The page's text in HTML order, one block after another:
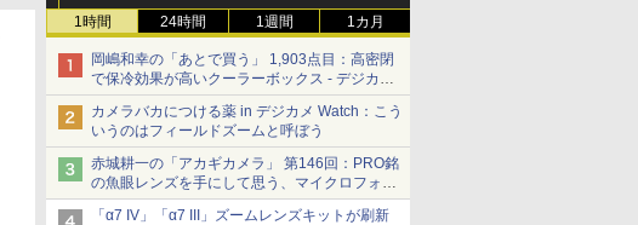
1時間 24時間 1週間 1カ月
岡嶋和幸の「あとで買う」 1,903点目：高密閉
で保冷効果が高いクーラーボックス - デジカメ
Watch
カメラバカにつける薬 in デジカメ Watch：こう
いうのはフィールドズームと呼ぼう
赤城耕一の「アカギカメラ」 第146回：PRO銘
の魚眼レンズを手にして思う、マイクロフォー
サーズへの期待と可能性
「α7 IV」「α7 III」ズームレンズキットが刷新